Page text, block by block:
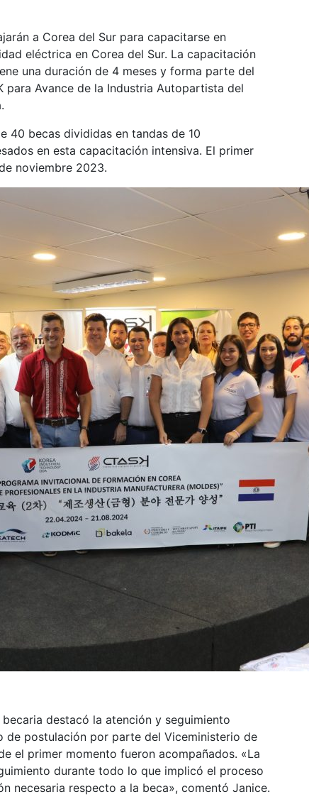
a Corea del Sur para capacitarse en
eléctrica en Corea del Sur. La capacitación
una duración de 4 meses y forma parte del
Avance de la Industria Autopartista del
40 becas divididas en tandas de 10
en esta capacitación intensiva. El primer
noviembre 2023.
destacó la atención y seguimiento
postulación por parte del Viceministerio de
el primer momento fueron acompañados. «La
durante todo lo que implicó el proceso
necesaria respecto a la beca», comentó Janice.